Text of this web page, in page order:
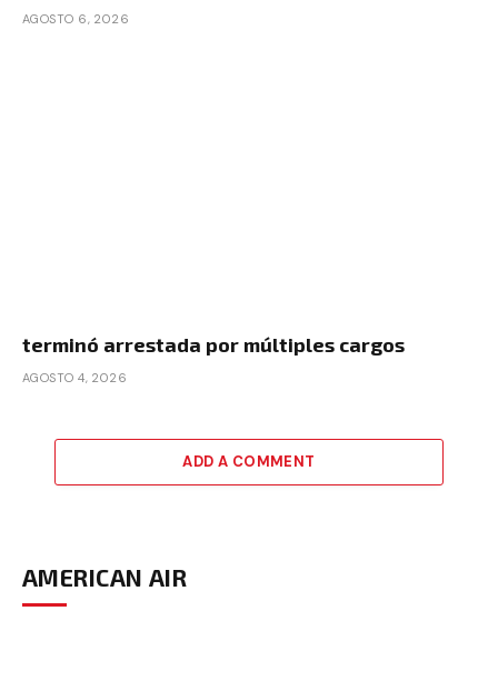
AGOSTO 6, 2026
terminó arrestada por múltiples cargos
AGOSTO 4, 2026
ADD A COMMENT
AMERICAN AIR